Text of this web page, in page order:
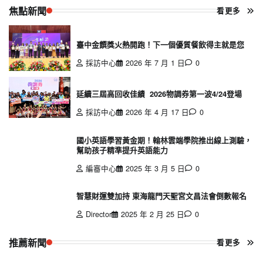
焦點新聞 看更多
臺中金饌獎火熱開跑！下一個優質餐飲得主就是您
採訪中心
2026 年 7 月 1 日 0
延續三屆高回收佳績 2026物調券第一波4/24登場
採訪中心
2026 年 4 月 17 日 0
國小英語學習黃金期！翰林雲端學院推出線上測驗，
幫助孩子精準提升英語能力
編審中心
2025 年 3 月 5 日 0
智慧財運雙加持 東海龍門天聖宮文昌法會倒數報名
Director
2025 年 2 月 25 日 0
推薦新聞 看更多